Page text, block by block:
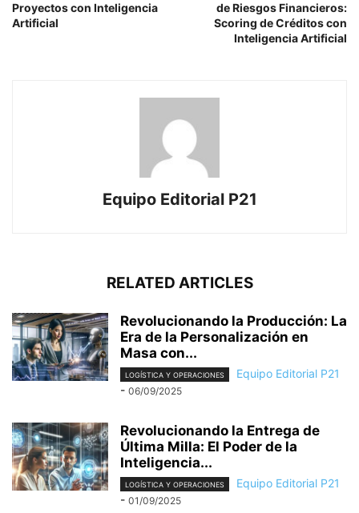
Proyectos con Inteligencia
Artificial
de Riesgos Financieros:
Scoring de Créditos con
Inteligencia Artificial
Equipo Editorial P21
RELATED ARTICLES
Revolucionando la Producción: La
Era de la Personalización en
Masa con...
LOGÍSTICA Y OPERACIONES
Equipo Editorial P21
- 06/09/2025
Revolucionando la Entrega de
Última Milla: El Poder de la
Inteligencia...
LOGÍSTICA Y OPERACIONES
Equipo Editorial P21
- 01/09/2025